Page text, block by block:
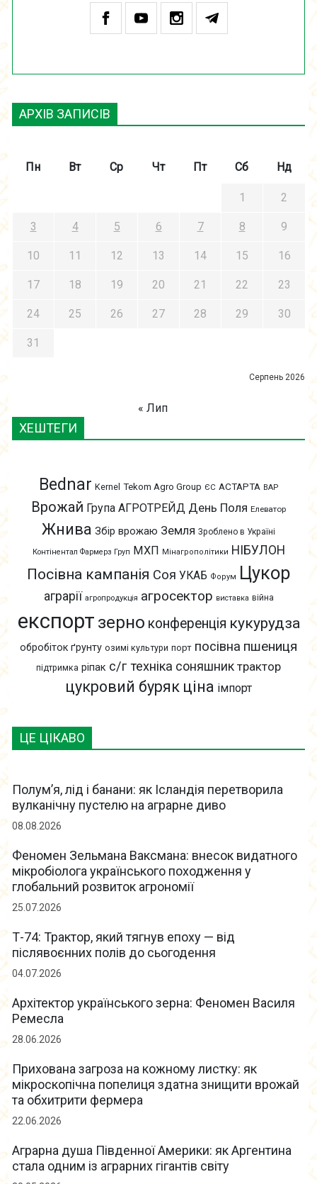
ЦЕ ЦІКАВО
Полум’я, лід і банани: як Ісландія перетворила
вулканічну пустелю на аграрне диво
08.08.2026
Феномен Зельмана Ваксмана: внесок видатного
мікробіолога українського походження у
глобальний розвиток агрономії
25.07.2026
Т-74: Трактор, який тягнув епоху — від
післявоєнних полів до сьогодення
04.07.2026
Архітектор українського зерна: Феномен Василя
Ремесла
28.06.2026
Прихована загроза на кожному листку: як
мікроскопічна попелиця здатна знищити врожай
та обхитрити фермера
22.06.2026
Аграрна душа Південної Америки: як Аргентина
стала одним із аграрних гігантів світу
АРХІВ ЗАПИСІВ
Серпень 2026
Пн Вт Ср Чт Пт Сб Нд
1 2
3 4 5 6 7 8 9
10 11 12 13 14 15 16
17 18 19 20 21 22 23
24 25 26 27 28 29 30
31
« Лип
ХЕШТЕГИ
Bednar Kernel Tekom Agro Group ЄС АСТАРТА ВАР
Врожай Група АГРОТРЕЙД День Поля Елеватор
Жнива Збір врожаю Земля Зроблено в Україні
Контінентал Фармерз Груп МХП Мінагрополітики НІБУЛОН
Посівна кампанія Соя УКАБ Форум Цукор
аграрії агропродукція агросектор виставка війна
експорт зерно конференція кукурудза
обробіток ґрунту озимі культури порт посівна пшениця
підтримка ріпак с/г техніка соняшник трактор
цукровий буряк ціна імпорт